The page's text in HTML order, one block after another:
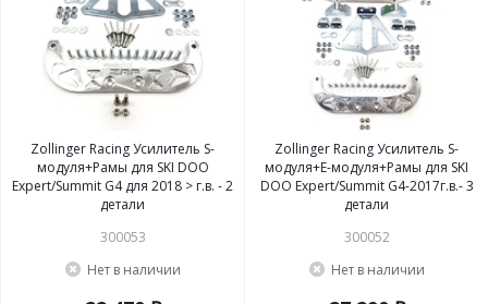
Zollinger Racing Усилитель S-
модуля+Рамы для SKI DOO
Expert/Summit G4 для 2018 > г.в. - 2
детали
300053
Нет в наличии
Zollinger Racing Усилитель S-
модуля+Е-модуля+Рамы для SKI
DOO Expert/Summit G4-2017г.в.- 3
детали
300052
Нет в наличии